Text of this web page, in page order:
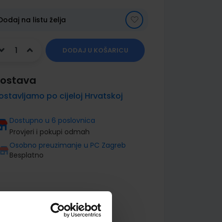
na listu želja
DODAJ U KOŠARICU
po cijeloj Hrvatskoj
Dostupno u 6 poslovnica
Provjeri i pokupi odmah
Osobno preuzimanje u PC Zagreb
Besplatno